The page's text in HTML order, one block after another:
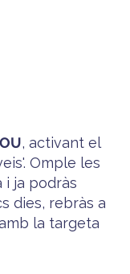
, activant el
Omple les
i ja podràs
dies, rebràs a
la targeta